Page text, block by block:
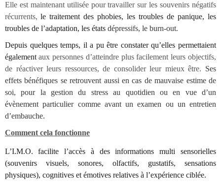
Elle est maintenant utilisée pour travailler sur les souvenirs négatifs
récurrents, le traitement des phobies, les troubles de panique, les
troubles de l’adaptation, les états dépressifs, le burn-out.
Depuis quelques temps, il a pu être constater qu’elles permettaient
également aux personnes d’atteindre plus facilement leurs objectifs,
de réactiver leurs ressources, de consolider leur mieux être. Ses
effets bénéfiques se retrouvent aussi en cas de mauvaise estime de
soi, pour la gestion du stress au quotidien ou en vue d’un
évènement particulier comme avant un examen ou un entretien
d’embauche.
Comment cela fonctionne
L’I.M.O.
facilite l’accès à des informations multi sensorielles
(souvenirs visuels, sonores, olfactifs, gustatifs, sensations
physiques), cognitives et émotives relatives à l’expérience ciblée.